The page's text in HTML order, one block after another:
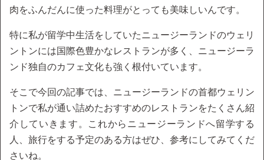
肉をふんだんに使った料理がとっても美味しいんです。
特に私が留学中生活をしていたニュージーランドのウェリ
ントンには国際色豊かなレストランが多く、ニュージーラ
ンド独自のカフェ文化も強く根付いています。
そこで今回の記事では、ニュージーランドの首都ウェリン
トンで私が通い詰めたおすすめのレストランをたくさん紹
介していきます。これからニュージーランドへ留学する
人、旅行をする予定のある方はぜひ、参考にしてみてくだ
さいね。